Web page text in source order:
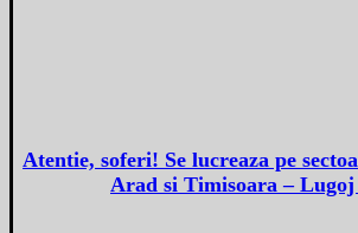
Atentie, soferi! Se lucreaza pe
Arad si Timisoara –